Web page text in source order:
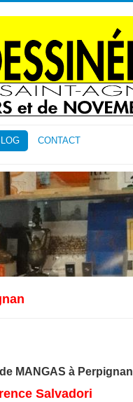
CONTACT
MANGAS à Perpignan
Salvadori